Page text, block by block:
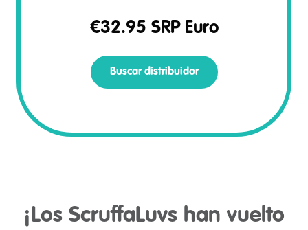
€32.95 SRP Euro
Buscar distribuidor
¡Los ScruffaLuvs han vuelto